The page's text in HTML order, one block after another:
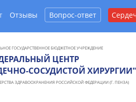
Отзывы Вопрос-ответ
ГОСУДАРСТВЕННОЕ БЮДЖЕТНОЕ УЧРЕЖДЕНИЕ
ЦЕНТР
СОСУДИСТОЙ ХИРУРГИИ"
ЗДРАВООХРАНЕНИЯ РОССИЙСКОЙ ФЕДЕРАЦИИ (Г. ПЕНЗА)